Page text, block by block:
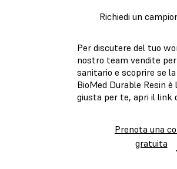
Richiedi un
Per discutere del tuo
nostro team vendite
sanitario e scoprire se la
BioMed Durable Resin è
giusta per te, apri il link
Prenota una
gratuita